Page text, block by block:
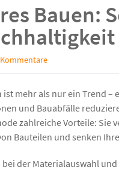
Bauen:
mehr als nur ein Trend –
und Bauabfälle
zahlreiche Vorteile: Sie
Bauteilen und senken
bei der Materialauswahl